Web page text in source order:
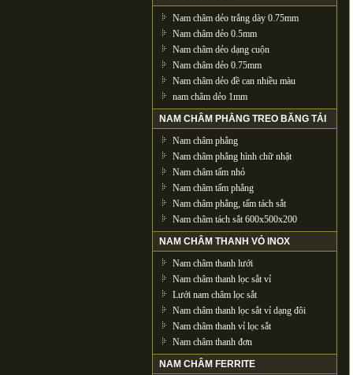
Nam châm dẻo trắng dày 0.75mm
Nam châm dẻo 0.5mm
Nam châm dẻo dạng cuộn
Nam châm dẻo 0.75mm
Nam châm dẻo đề can nhiều màu
nam châm dẻo 1mm
NAM CHÂM PHẲNG TREO BĂNG TẢI
Nam châm phẳng
Nam châm phẳng hình chữ nhật
Nam châm tấm nhỏ
Nam châm tấm phẳng
Nam châm phẳng, tấm tách sắt
Nam châm tách sắt 600x500x200
NAM CHÂM THANH VỎ INOX
Nam châm thanh lưới
Nam châm thanh lọc sắt vỉ
Lưới nam châm lọc sắt
Nam châm thanh lọc sắt vỉ dạng đôi
Nam châm thanh vỉ lọc sắt
Nam châm thanh đơn
NAM CHÂM FERRITE